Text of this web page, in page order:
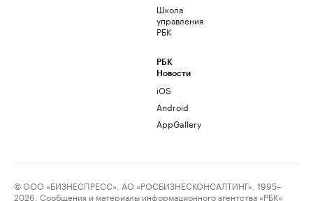
Школа
управления
РБК
РБК
Новости
iOS
Android
AppGallery
© ООО «БИЗНЕСПРЕСС», АО «РОСБИЗНЕСКОНСАЛТИНГ», 1995–
2026. Сообщения и материалы информационного агентства «РБК»